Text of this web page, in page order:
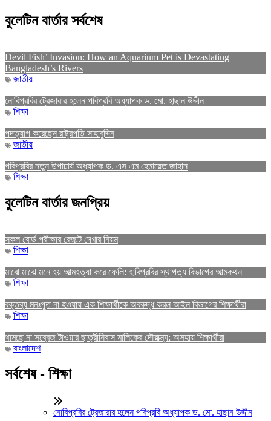
বুলেটিন বার্তার সর্বশেষ
Devil Fish’ Invasion: How an Aquarium Pet is Devastating
Bangladesh’s Rivers
জাতীয়
নোবিপ্রবির ট্রেজারার হলেন পবিপ্রবি অধ্যাপক ড. মো. হাছান উদ্দীন
শিক্ষা
পদত্যাগ করেছেন রাষ্ট্রপতি সাহাবুদ্দিন
জাতীয়
পবিপ্রবির নতুন উপাচার্য অধ্যাপক ড. এস এম হেমায়েত জাহান
শিক্ষা
বুলেটিন বার্তার জনপ্রিয়
সকল বোর্ড পরীক্ষার রেজাল্ট দেখার নিয়ম
শিক্ষা
মাঝে মাঝে মনে হয় আত্মহত্যা করে ফেলি: হাবিপ্রবির স্থাপত্য বিভাগের আত্মকথন
শিক্ষা
বক্তব্য মনঃপুত না হওয়ায় এক শিক্ষার্থীকে অবরুদ্ধ করল আইন বিভাগের শিক্ষার্থীরা
শিক্ষা
থামছে না সব্বেজ টাওয়ার ছাত্রীনিবাস মালিকের দৌরাত্ম্য: অসহায় শিক্ষার্থীরা
বাংলাদেশ
সর্বশেষ - শিক্ষা
নোবিপ্রবির ট্রেজারার হলেন পবিপ্রবি অধ্যাপক ড. মো. হাছান উদ্দীন